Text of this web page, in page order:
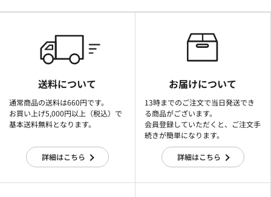
送料について
通常商品の送料は660円です。
お買い上げ5,000円以上（税込）で
基本送料無料となります。
詳細はこちら
お届けについて
13時までのご注文で当日発送でき
る商品がございます。
会員登録していただくと、ご注文手
続きが簡単になります。
詳細はこちら